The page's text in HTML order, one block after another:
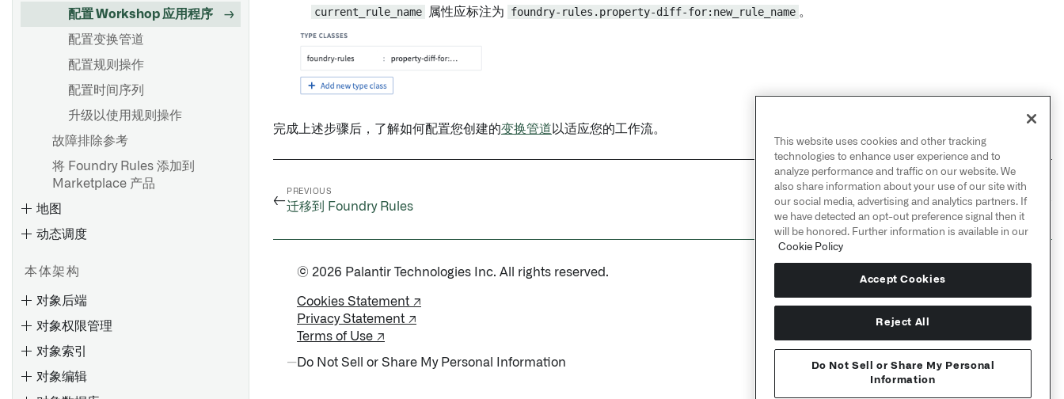
结构属性和共享属性类型
类型类
渲染提示
状态
分块
PDF处理
概述
为新Objects生成唯一ID
抛出用户界面错误
API: Ontology编辑
查询
配置 Workshop 应用程序
配置变换管道
配置规则操作
配置时间序列
升级以使用规则操作
故障排除参考
将 Foundry Rules 添加到
Marketplace 产品
地图
地图界面概述
创建、保存和导出地图
将数据添加到地图
动态调度
本体架构
对象后端
对象权限管理
对象索引
对象编辑
current_rule_name
属性应标注为 foundry-rules.property-diff-for:new_rule_name 。
完成上述步骤后，了解如何配置您创建的变换管道 以适应您的工作流。
←
PREVIOUS
迁移到 Foundry Rules
NEXT
配置变换管道
© 2026 Palantir Technologies Inc. All rights reserved.
Cookies Statement ↗
Privacy Statement ↗
Terms of Use ↗
Do Not Sell or Share My Personal Information
This website uses cookies and other tracking
technologies to enhance user experience and to
analyze performance and traffic on our website. We
also share information about your use of our site with
our social media, advertising and analytics partners. If
we have detected an opt-out preference signal then it
will be honored. Further information is available in our
Cookie Policy
Accept Cookies
Reject All
Do Not Sell or Share My Personal
Information